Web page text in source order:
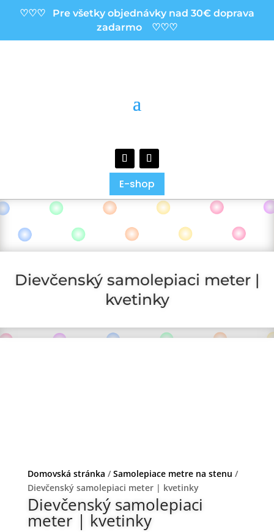
♡♡♡ Pre všetky objednávky nad 30€ doprava
zadarmo ♡♡♡
E-shop
Dievčenský samolepiaci meter |
kvetinky
Domovská stránka /Samolepiace metre na stenu /
Dievčenský samolepiaci meter | kvetinky
Dievčenský samolepiaci
meter | kvetinky